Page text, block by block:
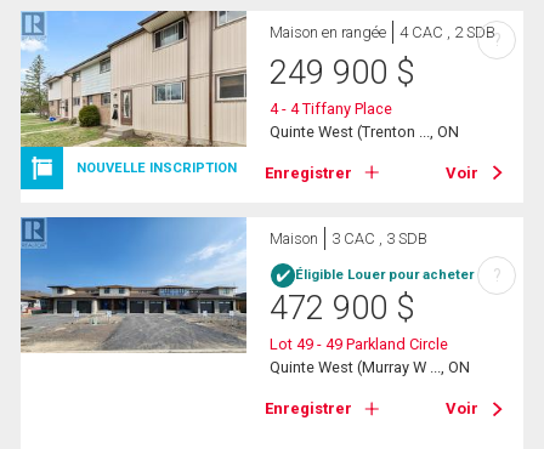
NOUVELLE INSCRIPTION
Maison en rangée 4 CAC , 2 SDB
249 900 $
4 - 4 Tiffany Place
Quinte West (Trenton ..., ON
Enregistrer Voir
?
Maison 3 CAC , 3 SDB
Éligible Louer pour acheter
472 900 $
Lot 49 - 49 Parkland Circle
Quinte West (Murray W ..., ON
Enregistrer Voir
?